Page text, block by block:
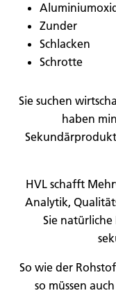
Aluminiumoxid
Zunder
Schlacken
Schrotte
Sie suchen
haben
HVL schafft
Analytik,
Sie natürliche
So wie der
so müssen